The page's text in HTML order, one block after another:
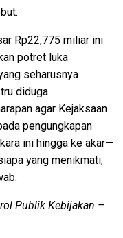
Rp22,775 miliar ini
potret luka
seharusnya
diduga
agar Kejaksaan
pengungkapan
ini hingga ke akar—
yang menikmati,
Publik Kebijakan –